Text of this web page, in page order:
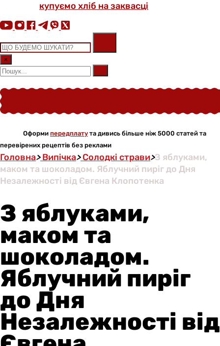
купуємо хліб на заквасці
×
Оформи передплату та дивись більше ніж 5000 статей та
перевірених рецептів без реклами
Головна>Випічка>Солодкі страви>З яблуками,
маком та шоколадом. Яблучний пиріг до Дня
Незалежності від Євгена Клопотенка
З яблуками,
маком та
шоколадом.
Яблучний пиріг
до Дня
Незалежності від